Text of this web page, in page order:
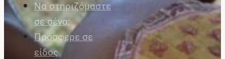
Να στηριζόμαστε
σε σένα;
Πρόσφερε σε
είδος